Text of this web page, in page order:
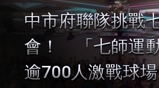
中市府聯隊挑戰
會！ 「七師運
逾700人激戰球場